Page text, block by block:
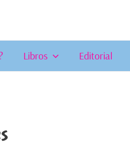
Libros Editorial